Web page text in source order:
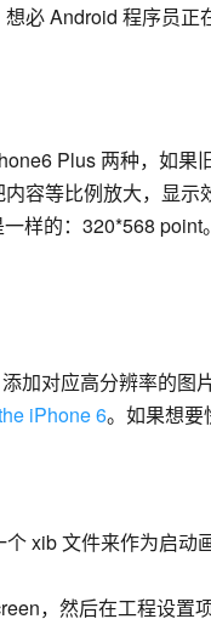
必 Android 程序员正
Plus 两种，如果
容等比例放大，显示
样的：320*568 point。
加对应高分辨率的图
iPhone 6。如果想要
xib 文件来作为启动
，然后在工程设置项